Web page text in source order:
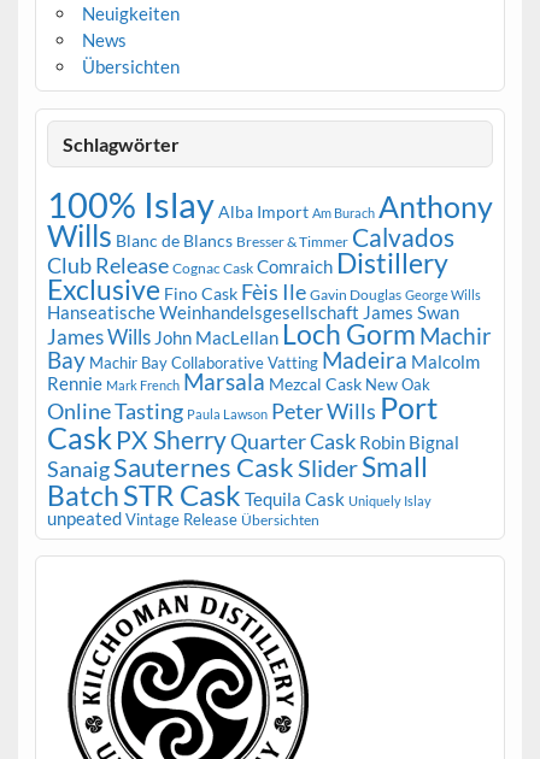
Neuigkeiten
News
Übersichten
Schlagwörter
100% IslayAlba Import Am Burach Anthony
Wills Blanc de Blancs Bresser & Timmer Calvados
Club Release Cognac Cask Comraich Distillery
Exclusive Fino Cask Fèis Ile Gavin Douglas George Wills
Hanseatische Weinhandelsgesellschaft James Swan
James Wills John MacLellan Loch Gorm Machir
Bay Machir Bay Collaborative Vatting Madeira Malcolm
Rennie Mark French Marsala Mezcal Cask New Oak
Online Tasting Paula Lawson Peter Wills Port
Cask PX SherryQuarter Cask Robin Bignal
SanaigSauternes Cask SliderSmall
BatchSTR Cask Tequila Cask Uniquely Islay
unpeatedVintage Release Übersichten